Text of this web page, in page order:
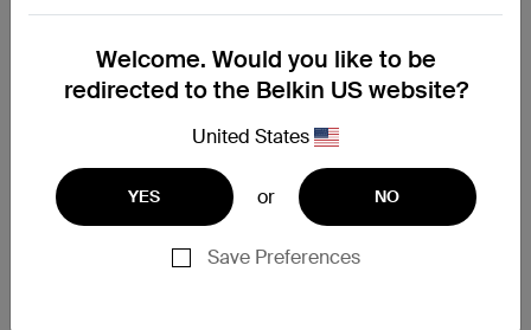
通用線纜
USB-A 至 USB-C® 連接線
Welcome. Would you like to be
redirected to the Belkin US website?
United States
YES or NO
Save Preferences